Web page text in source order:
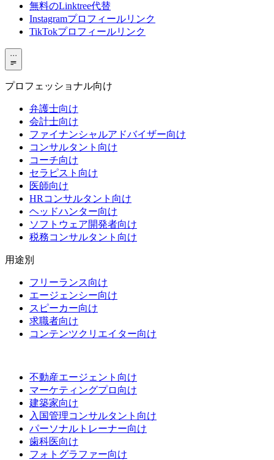
無料のLinktree代替
Instagramプロフィールリンク
TikTokプロフィールリンク
···
プロフェッショナル向け
弁護士向け
会計士向け
ファイナンシャルアドバイザー向け
コンサルタント向け
コーチ向け
セラピスト向け
医師向け
HRコンサルタント向け
ヘッドハンター向け
ソフトウェア開発者向け
税務コンサルタント向け
用途別
フリーランス向け
エージェンシー向け
スピーカー向け
求職者向け
コンテンツクリエイター向け
不動産エージェント向け
マーケティングプロ向け
建築家向け
入国管理コンサルタント向け
パーソナルトレーナー向け
歯科医向け
フォトグラファー向け